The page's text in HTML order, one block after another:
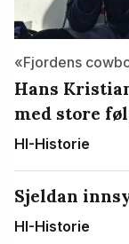
«Fjordens
Hans
med store
HI-Historie
Sjeldan
HI-Historie